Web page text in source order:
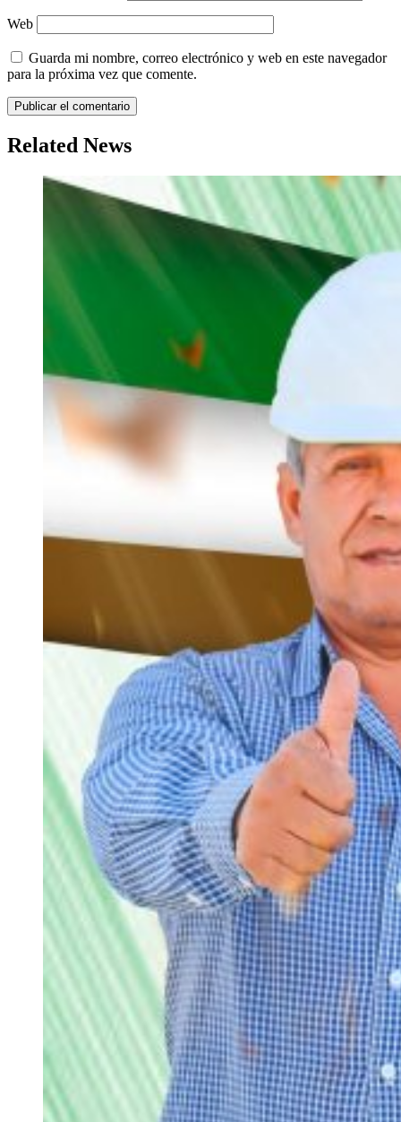
Web
Guarda mi nombre, correo electrónico y web en este navegador
para la próxima vez que comente.
Related News